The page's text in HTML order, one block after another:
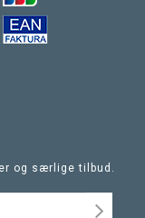
og særlige tilbud.